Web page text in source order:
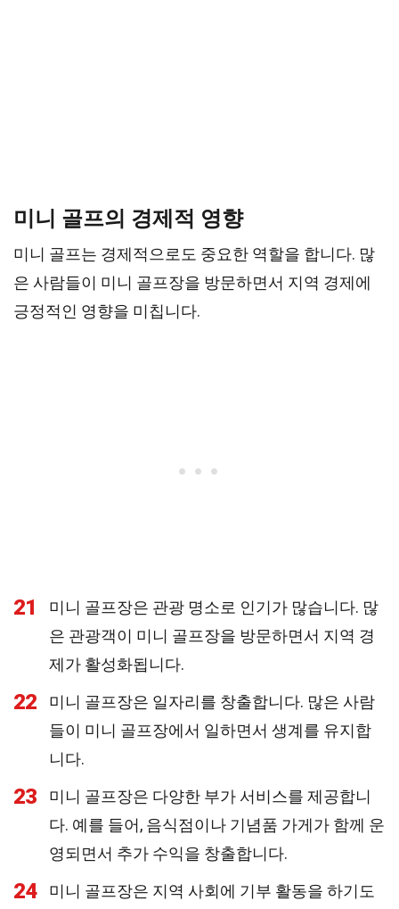
미니 골프의 경제적 영향
미니 골프는 경제적으로도 중요한 역할을 합니다. 많
은 사람들이 미니 골프장을 방문하면서 지역 경제에
긍정적인 영향을 미칩니다.
21
미니 골프장은 관광 명소로 인기가 많습니다. 많
은 관광객이 미니 골프장을 방문하면서 지역 경
제가 활성화됩니다.
22
미니 골프장은 일자리를 창출합니다. 많은 사람
들이 미니 골프장에서 일하면서 생계를 유지합
니다.
23
미니 골프장은 다양한 부가 서비스를 제공합니
다. 예를 들어, 음식점이나 기념품 가게가 함께 운
영되면서 추가 수익을 창출합니다.
24
미니 골프장은 지역 사회에 기부 활동을 하기도